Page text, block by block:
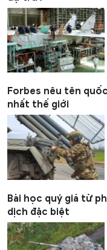
Forbes nêu tên
nhất thế giới
Bài học quý giá từ
dịch đặc biệt